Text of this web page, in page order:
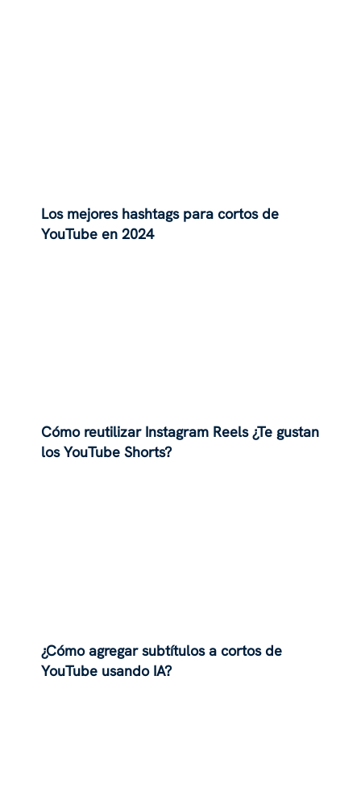
Los mejores hashtags para cortos de
YouTube en 2024
Cómo reutilizar Instagram Reels ¿Te gustan
los YouTube Shorts?
¿Cómo agregar subtítulos a cortos de
YouTube usando IA?